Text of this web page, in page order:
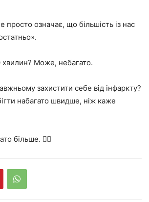
означає, що більшість із нас
хвилин? Може, небагато.
захистити себе від інфаркту?
набагато швидше, ніж каже
більше. 🚶‍♂️